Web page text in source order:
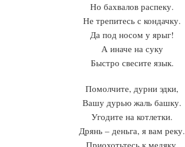
Но бахвалов распеку.
Не трепитесь с кондачку.
Да под носом у ярыг!
А иначе на суку
Быстро свесите язык.
Помолчите, дурни эдки,
Вашу дурью жаль башку.
Угодите на котлетки.
Дрянь – деньга, я вам реку.
Приохотьтесь к медяку.